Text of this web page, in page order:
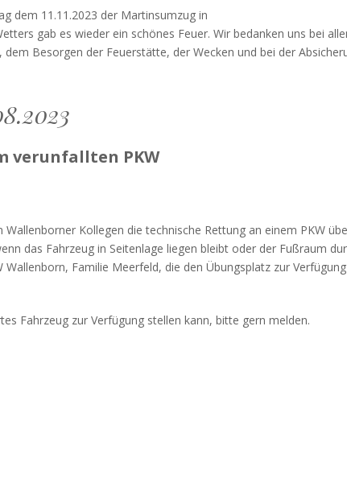
dem 11.11.2023 der Martinsumzug in
gab es wieder ein schönes Feuer. Wir bedanken uns bei
Besorgen der Feuerstätte, der Wecken und bei der
verunfallten PKW
Kollegen die technische Rettung an einem PKW
das Fahrzeug in Seitenlage liegen bleibt oder der Fußraum
Wallenborn, Familie Meerfeld, die den Übungsplatz zur
Fahrzeug zur Verfügung stellen kann, bitte gern melden.